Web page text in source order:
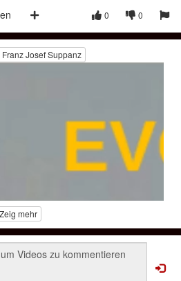
0
0
Franz Josef Suppanz
mehr